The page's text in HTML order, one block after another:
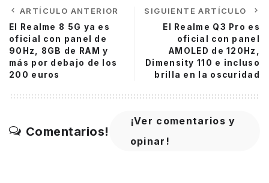
ARTÍCULO ANTERIOR
El Realme 8 5G ya es
oficial con panel de
90Hz, 8GB de RAM y
más por debajo de los
200 euros
SIGUIENTE ARTÍCULO
El Realme Q3 Pro es
oficial con panel
AMOLED de 120Hz,
Dimensity 110 e incluso
brilla en la oscuridad
Comentarios!
¡Ver comentarios y
opinar!